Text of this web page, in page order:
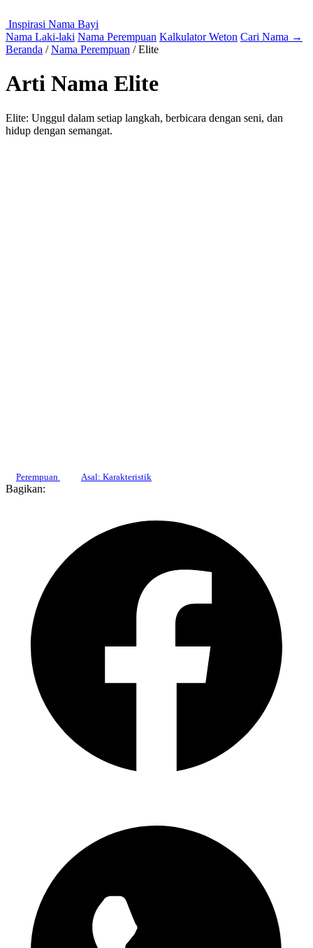
Inspirasi Nama Bayi
Nama Laki-laki Nama Perempuan Kalkulator Weton Cari Nama →
Beranda / Nama Perempuan / Elite
Arti Nama Elite
Elite: Unggul dalam setiap langkah, berbicara dengan seni, dan
hidup dengan semangat.
Perempuan Asal: Karakteristik
Bagikan: